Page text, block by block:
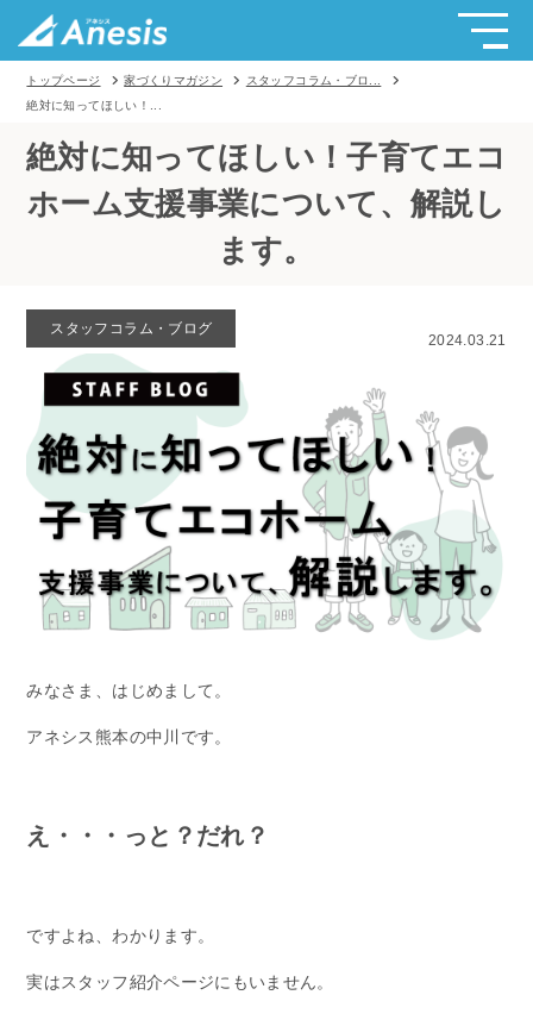
トップページ 家づくりマガジン
スタッフコラム・ブロ...
絶対に知ってほしい！...
絶対に知ってほしい！子育てエコ
ホーム支援事業について、解説し
ます。
スタッフコラム・ブログ
2024.03.21
みなさま、はじめまして。
アネシス熊本の中川です。
え・・・っと？だれ？
ですよね、わかります。
実はスタッフ紹介ページにもいません。